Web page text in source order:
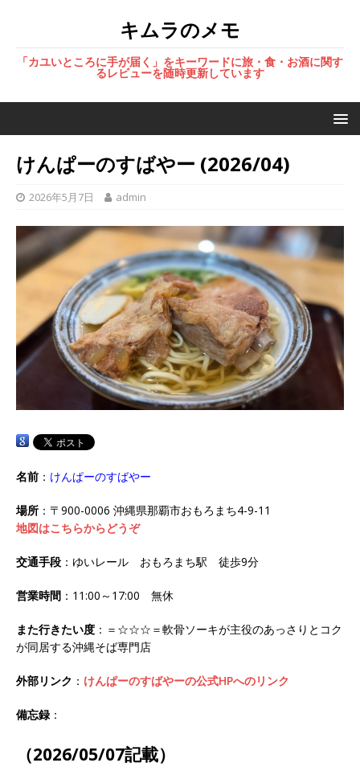
キムラのメモ
「カユいところに手が届く」をキーワードに旅・食・お酒に関す
るレビューを随時更新しています
けんぱーのすばやー (2026/04)
2026年5月7日 admin
名前 ： けんぱーのすばやー
場所 ：〒900-0006 沖縄県那覇市おもろまち4-9-11
地図はこちらからどうぞ
交通手段 ：ゆいレール おもろまち駅 徒歩9分
営業時間 ：11:00～17:00 無休
また行きたい度 ：＝☆☆☆＝軟骨ソーキが主役のあっさりとコク
が同居する沖縄そば専門店
外部リンク ： けんぱーのすばやーの公式HPへのリンク
備忘録 ：
（2026/05/07記載）